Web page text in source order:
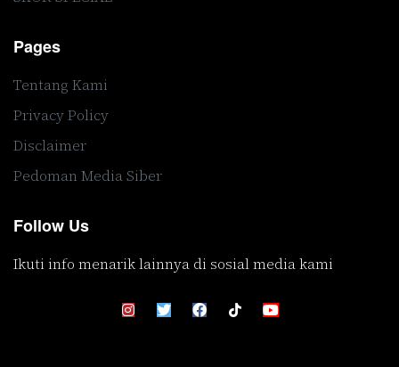
Pages
Tentang Kami
Privacy Policy
Disclaimer
Pedoman Media Siber
Follow Us
Ikuti info menarik lainnya di sosial media kami